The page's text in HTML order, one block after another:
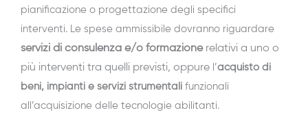
pianificazione o progettazione degli specifici
interventi. Le spese ammissibile dovranno riguardare
servizi di consulenza e/o formazione relativi a uno o
più interventi tra quelli previsti, oppure l’acquisto di
beni, impianti e servizi strumentali funzionali
all’acquisizione delle tecnologie abilitanti.